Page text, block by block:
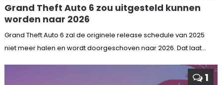
Grand Theft Auto 6 zou uitgesteld kunnen
worden naar 2026
Grand Theft Auto 6 zal de originele release schedule van 2025
niet meer halen en wordt doorgeschoven naar 2026. Dat laat...
1